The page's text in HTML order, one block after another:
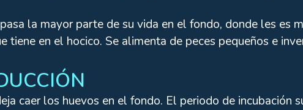
la mayor parte de su vida en el fondo, donde les es
tiene en el hocico. Se alimenta de peces pequeños e
caer los huevos en el fondo. El periodo de incubación